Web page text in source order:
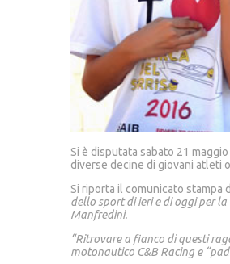
Si è disputata sabato 21
diverse decine di giovani atleti
Si riporta il comunicato stampa
dello sport di ieri e di oggi per
Manfredini.
“Ritrovare a fianco di questi
motonautico C&B Racing e